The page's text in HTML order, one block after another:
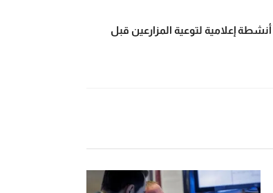
التنمية المحلية: 210 أنشطة إعلامية لتوعية المزارعين قبل